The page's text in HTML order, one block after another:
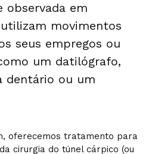
observada em
movimentos
seus empregos ou
um datilógrafo,
dentário ou um
oferecemos tratamento para
cirurgia do túnel cárpico (ou